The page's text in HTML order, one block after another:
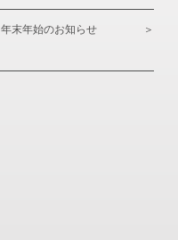
年末年始のお知らせ ＞